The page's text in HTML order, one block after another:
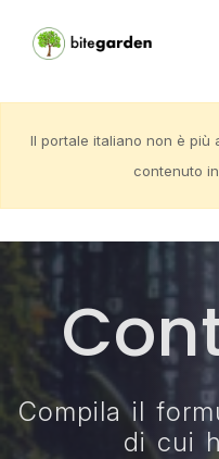
Il portale italiano non è più
contenuto in
Compila il
di cui